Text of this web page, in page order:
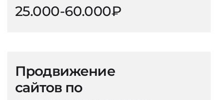
25.000-60.000₽
Продвижение
сайтов по